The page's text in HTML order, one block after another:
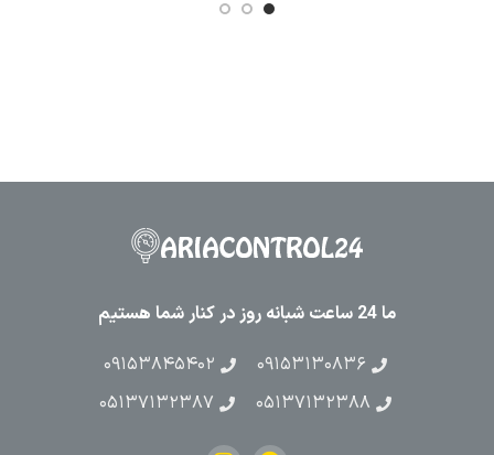
ما 24 ساعت شبانه روز در کنار شما هستیم
۰۹۱۵۳۱۳۰۸۳۶
۰۹۱۵۳۸۴۵۴۰۲
۰۵۱۳۷۱۳۲۳۸۸
۰۵۱۳۷۱۳۲۳۸۷